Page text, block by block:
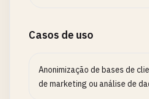
Casos de uso
Anonimização de bases de
de marketing ou análise de